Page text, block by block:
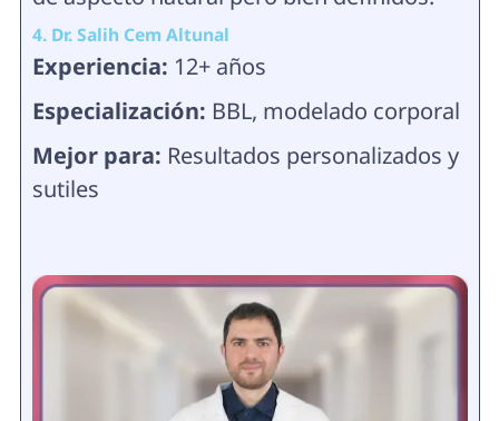
4. Dr. Salih Cem Altunal
Experiencia: 12+ años
Especialización: BBL, modelado corporal
Mejor para: Resultados personalizados y
sutiles